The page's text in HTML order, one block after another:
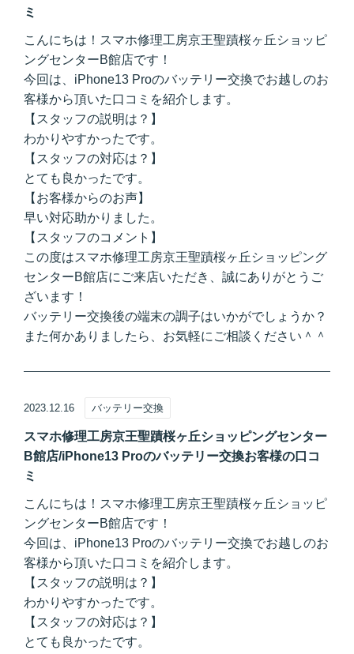
ミ
こんにちは！スマホ修理工房京王聖蹟桜ヶ丘ショッピ
ングセンターB館店です！
今回は、iPhone13 Proのバッテリー交換でお越しのお
客様から頂いた口コミを紹介します。
【スタッフの説明は？】
わかりやすかったです。
【スタッフの対応は？】
とても良かったです。
【お客様からのお声】
早い対応助かりました。
【スタッフのコメント】
この度はスマホ修理工房京王聖蹟桜ヶ丘ショッピング
センターB館店にご来店いただき、誠にありがとうご
ざいます！
バッテリー交換後の端末の調子はいかがでしょうか？
また何かありましたら、お気軽にご相談ください＾＾
2023.12.16 バッテリー交換
スマホ修理工房京王聖蹟桜ヶ丘ショッピングセンター
B館店/iPhone13 Proのバッテリー交換お客様の口コ
ミ
こんにちは！スマホ修理工房京王聖蹟桜ヶ丘ショッピ
ングセンターB館店です！
今回は、iPhone13 Proのバッテリー交換でお越しのお
客様から頂いた口コミを紹介します。
【スタッフの説明は？】
わかりやすかったです。
【スタッフの対応は？】
とても良かったです。